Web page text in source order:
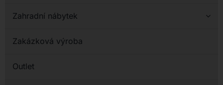
Zahradní nábytek
Zakázková výroba
Outlet